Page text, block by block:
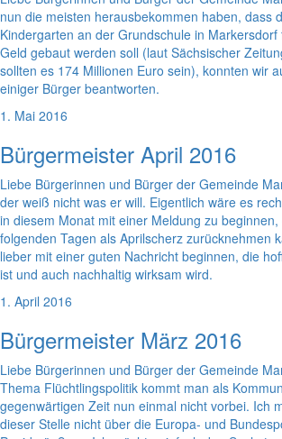
nun die meisten herausbekommen haben, dass
Kindergarten an der Grundschule in
Geld gebaut werden soll (laut Sächsischer
sollten es 174 Millionen Euro sein), konnten wir
einiger Bürger beantworten.
1. Mai 2016
Bürgermeister April 2016
Liebe Bürgerinnen und Bürger der Gemeinde
der weiß nicht was er will. Eigentlich wäre es
in diesem Monat mit einer Meldung zu
folgenden Tagen als Aprilscherz zurücknehmen
lieber mit einer guten Nachricht beginnen, die
ist und auch nachhaltig wirksam wird.
1. April 2016
Bürgermeister März 2016
Liebe Bürgerinnen und Bürger der Gemeinde
Thema Flüchtlingspolitik kommt man als
gegenwärtigen Zeit nun einmal nicht vorbei. Ich
dieser Stelle nicht über die Europa- und